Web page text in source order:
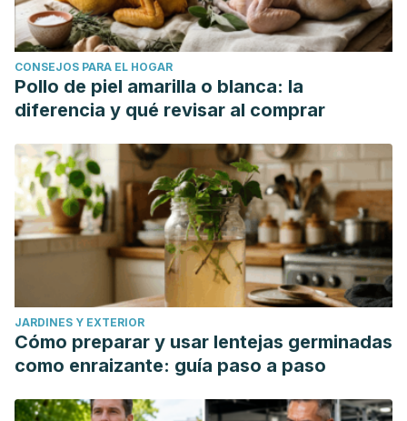
CONSEJOS PARA EL HOGAR
Pollo de piel amarilla o blanca: la
diferencia y qué revisar al comprar
JARDINES Y EXTERIOR
Cómo preparar y usar lentejas germinadas
como enraizante: guía paso a paso